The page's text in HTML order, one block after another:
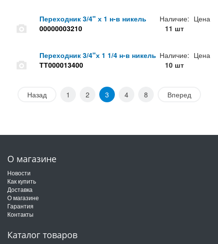
Переходник 3/4" х 1 н-в никель
00000003210
Наличие:
11 шт
Цена
Переходник 3/4"х 1 1/4 н-в никель
ТТ000013400
Наличие:
10 шт
Цена
Назад 1 2 3 4 8 Вперед
О магазине
Новости
Как купить
Доставка
О магазине
Гарантия
Контакты
Каталог товаров